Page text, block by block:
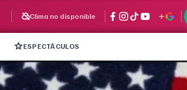
Clima no disponible
ESPECTÁCULOS